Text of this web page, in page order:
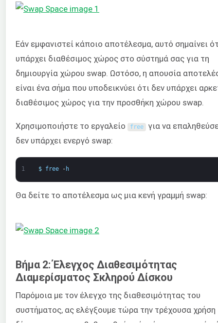
Εάν εμφανιστεί κάποιο αποτέλεσμα, αυτό σημαίνει
υπάρχει διαθέσιμος χώρος στο σύστημά σας για τη
δημιουργία χώρου swap. Ωστόσο, η απουσία
είναι ένα σήμα που υποδεικνύει ότι δεν υπάρχει
διαθέσιμος χώρος για την προσθήκη χώρου swap.
Χρησιμοποιήστε το εργαλείο free για να
δεν υπάρχει ενεργό swap:
1 $ free - h
Θα δείτε το αποτέλεσμα ως μια κενή γραμμή swap:
Βήμα 2: Έλεγχος Διαθεσιμότητας
Διαμερίσματος Σκληρού Δίσκου
Παρόμοια με τον έλεγχο της διαθεσιμότητας του
συστήματος, ας ελέγξουμε τώρα την τρέχουσα χρήση